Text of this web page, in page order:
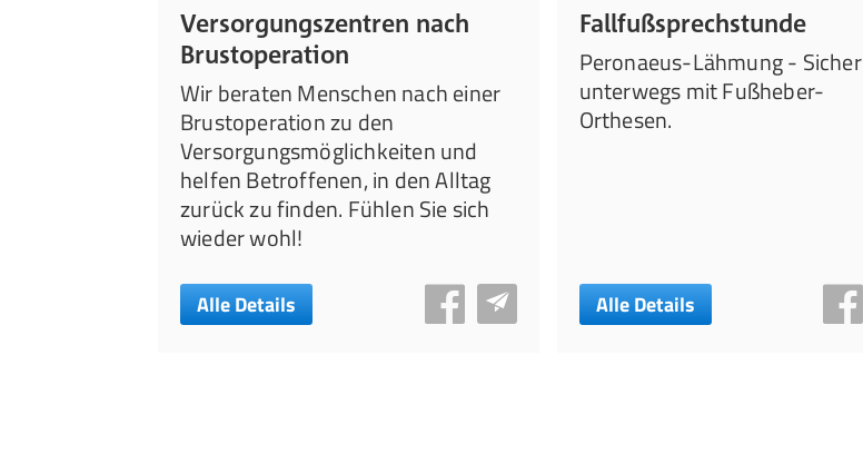
Versorgungszentren nach
Brustoperation
Wir beraten Menschen nach einer
Brustoperation zu den
Versorgungsmöglichkeiten und
helfen Betroffenen, in den Alltag
zurück zu finden. Fühlen Sie sich
wieder wohl!
Alle Details
Fallfußsprechstunde
Peronaeus-Lähmung - Sicher
unterwegs mit Fußheber-
Orthesen.
Alle Details